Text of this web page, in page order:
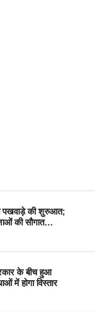
पखवाड़े की शुरुआत;
की सौगात…
के बीच हुआ
में होगा विस्तार